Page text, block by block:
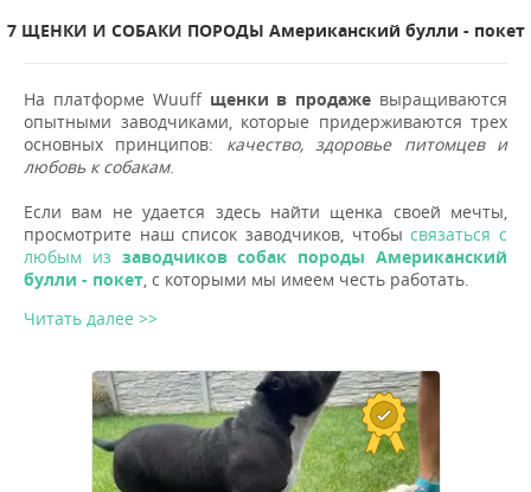
7 ЩЕНКИ И СОБАКИ ПОРОДЫ Aмериканский булли - покет
На платформе Wuuff щенки в продаже выращиваются
опытными заводчиками, которые придерживаются трех
основных принципов: качество, здоровье питомцев и
любовь к собакам.
Если вам не удается здесь найти щенка своей мечты,
просмотрите наш список заводчиков, чтобысвязаться с
любым из заводчиков собак породы Aмериканский
булли - покет, с которыми мы имеем честь работать.
Читать далее >>